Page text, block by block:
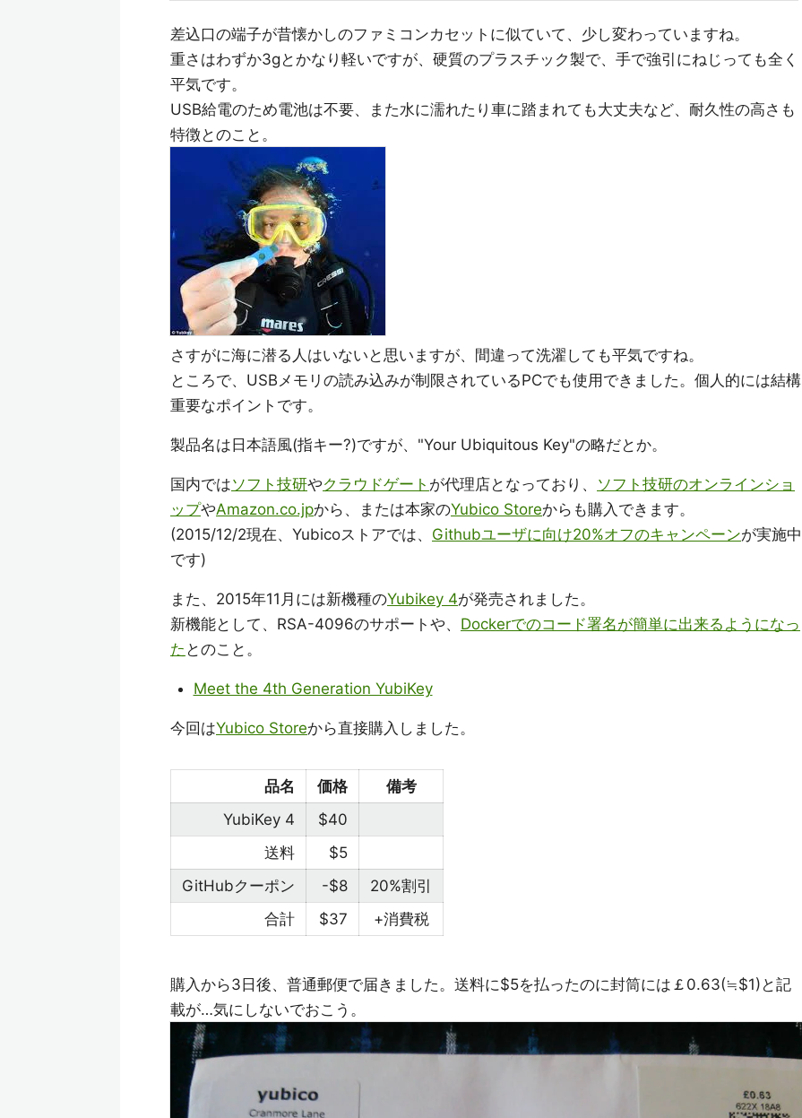
差込口の端子が昔懐かしのファミコンカセットに似ていて、少し変わっていますね。
重さはわずか3gとかなり軽いですが、硬質のプラスチック製で、手で強引にねじっても全く
平気です。
USB給電のため電池は不要、また水に濡れたり車に踏まれても大丈夫など、耐久性の高さも
特徴とのこと。
さすがに海に潜る人はいないと思いますが、間違って洗濯しても平気ですね。
ところで、USBメモリの読み込みが制限されているPCでも使用できました。個人的には結構
重要なポイントです。
製品名は日本語風(指キー?)ですが、"Your Ubiquitous Key"の略だとか。
国内ではソフト技研やクラウドゲート が代理店となっており、 ソフト技研のオンラインショ
ップやAmazon.co.jpから、または本家のYubico Storeからも購入できます。
(2015/12/2現在、Yubicoストアでは、 Githubユーザに向け20%オフのキャンペーンが実施中
です)
また、2015年11月には新機種のYubikey 4が発売されました。
新機能として、RSA-4096のサポートや、 Dockerでのコード署名が簡単に出来るようになっ
た とのこと。
Meet the 4th Generation YubiKey
今回はYubico Storeから直接購入しました。
品名 価格
備考
YubiKey 4
$40
送料
$5
GitHubクーポン
-$8
20%割引
合計
$37 +消費税
購入から3日後、普通郵便で届きました。送料に$5を払ったのに封筒には￡0.63(≒$1)と記
載が…気にしないでおこう。